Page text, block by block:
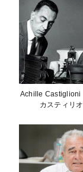
Achille Castiglioni
カスティリオ